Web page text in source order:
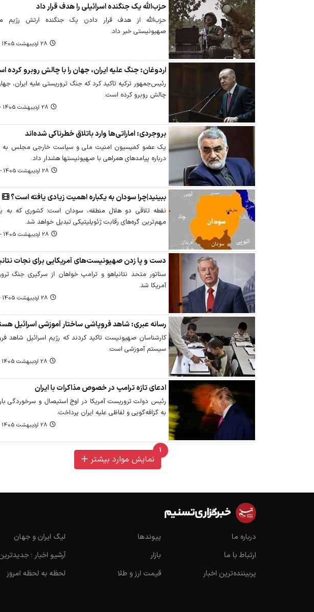
حزب‌الله یک جنگنده اسرائیلی را هدف قرار داد
حزب‌الله از هدف قرار دادن یک جنگنده ارتش رژیم
صهیونیستی خبر داد.
28 ارديبهشت 1405 - 21:51
اردوغان: جنگ علیه ایران، جهان را با چالش روبرو کرده
رئیس‌جمهور ترکیه تاکید کرد که جنگ تروریستی علیه ایران،
چالش روبرو کرده است.
28 ارديبهشت 1405 - 21:49
بروجردی: اماراتی‌ها وارد باتلاق خطرناکی شده‌اند
یک عضو کمیسیون امنیت ملی و سیاست خارجی مجلس به
درباره پیامدهای همراهی با صهیونیستها هشدار داد.
28 ارديبهشت 1405 - 21:42
ببینید|چرا سودان به یکباره اهمیت زیادی یافته است؟
نقطه تلاقی دو هلال منطقه، سودان است؛ کشوری که به
مهم‌ترین گره‌های رقابت ژئوپلیتیکی تبدیل خواهد شد.
28 ارديبهشت 1405 - 21:39
دست و پا زدن صهیونیست‌های آمریکایی برای نجات
سناتور متحد نتانیاهو و ترامپ خواهان از سرگیری جنگ
آمریکا شد.
28 ارديبهشت 1405 - 21:31
رسانه عبری: شاهد فروپاشی ساختار آموزشی اسرائیل
کارشناسان صهیونیست تاکید کردند که رژیم اسرائیل شاهد
سیستم آموزشی است.
28 ارديبهشت 1405 - 21:14
ادعای تازه ترامپ در خصوص مذاکرات با ایران
رئیس دولت تروریست آمریکا در اوج استیصال و سرخوردگی
به گزافه‌گویی و لفاظی علیه ایران پرداخت.
28 ارديبهشت 1405 - 21:00
1
unread messages
نمایش موارد بیشتر
درباره ما
ارتباط با ما
پربیننده‌ترین اخبار
پیوندها
بازار
قیمت ارز و طلا
لیگ ایران و جهان
آرشیو اخبار ؛
لحظه به لحظه امروز